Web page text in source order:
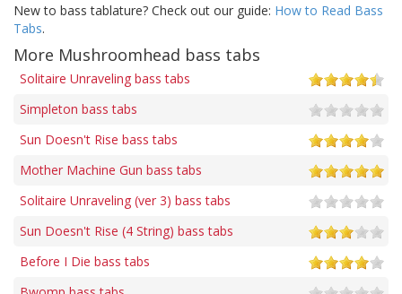
New to bass tablature? Check out our guide: How to Read Bass
Tabs.
More Mushroomhead bass tabs
Solitaire Unraveling bass tabs
Simpleton bass tabs
Sun Doesn't Rise bass tabs
Mother Machine Gun bass tabs
Solitaire Unraveling (ver 3) bass tabs
Sun Doesn't Rise (4 String) bass tabs
Before I Die bass tabs